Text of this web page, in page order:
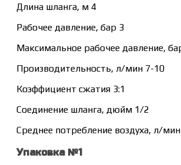
Длина шланга, м 4
Рабочее давление, бар 3
Максимальное рабочее давление,
Производительность, л/мин 7-10
Коэффициент сжатия 3:1
Соединение шланга, дюйм 1/2
Среднее потребление воздуха, л/
Упаковка №1